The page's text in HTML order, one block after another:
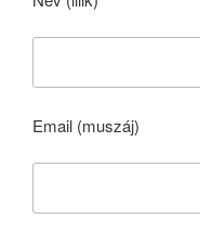
Email (muszáj)